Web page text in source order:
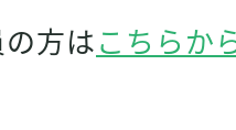
方はこちらか